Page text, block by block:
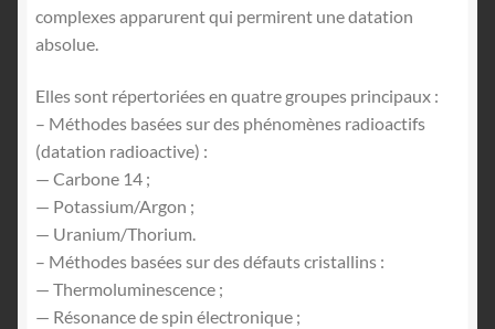
complexes apparurent qui permirent une datation
absolue.
Elles sont répertoriées en quatre groupes principaux :
– Méthodes basées sur des phénomènes radioactifs
(datation radioactive) :
— Carbone 14 ;
— Potassium/Argon ;
— Uranium/Thorium.
– Méthodes basées sur des défauts cristallins :
— Thermoluminescence ;
— Résonance de spin électronique ;